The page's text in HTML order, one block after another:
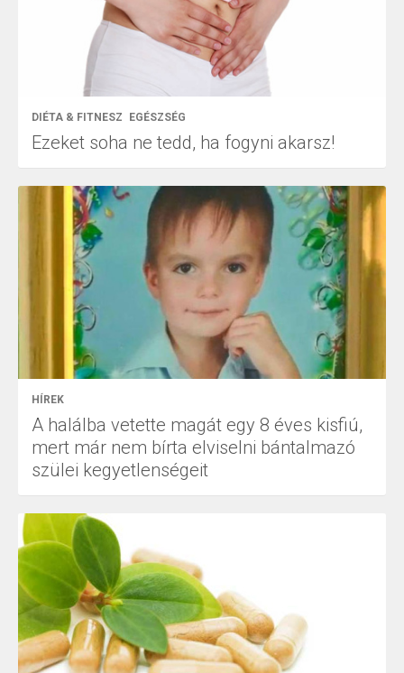
DIÉTA & FITNESZ EGÉSZSÉG
Ezeket soha ne tedd, ha fogyni akarsz!
HÍREK
A halálba vetette magát egy 8 éves kisfiú,
mert már nem bírta elviselni bántalmazó
szülei kegyetlenségeit